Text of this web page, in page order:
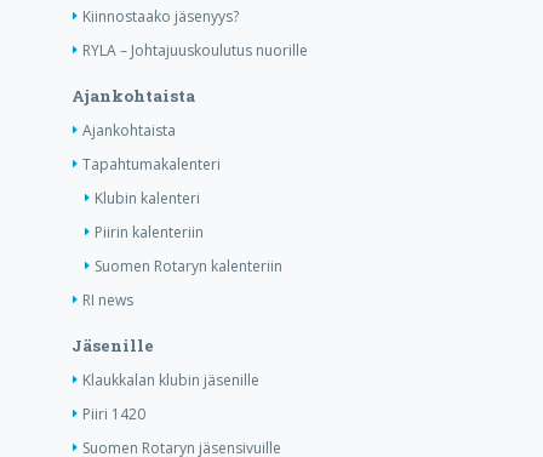
Kiinnostaako jäsenyys?
RYLA – Johtajuuskoulutus nuorille
Ajankohtaista
Ajankohtaista
Tapahtumakalenteri
Klubin kalenteri
Piirin kalenteriin
Suomen Rotaryn kalenteriin
RI news
Jäsenille
Klaukkalan klubin jäsenille
Piiri 1420
Suomen Rotaryn jäsensivuille